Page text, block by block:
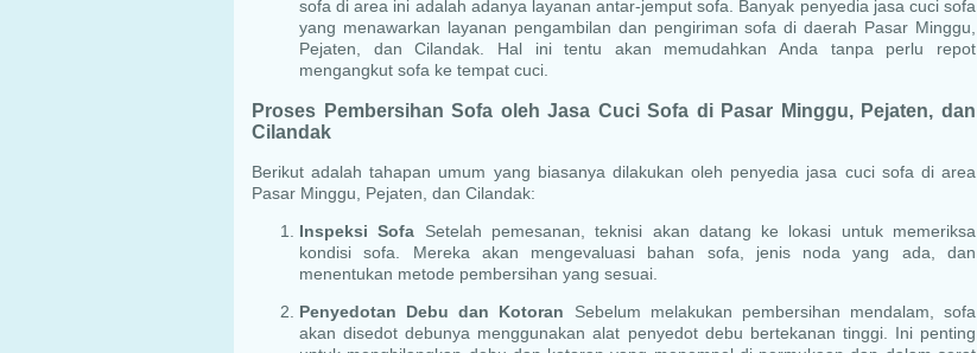
sofa di area ini adalah adanya layanan antar-jemput sofa. Banyak penyedia jasa cuci sofa
yang menawarkan layanan pengambilan dan pengiriman sofa di daerah Pasar Minggu,
Pejaten, dan Cilandak. Hal ini tentu akan memudahkan Anda tanpa perlu repot
mengangkut sofa ke tempat cuci.
Proses Pembersihan Sofa oleh Jasa Cuci Sofa di Pasar Minggu, Pejaten, dan
Cilandak
Berikut adalah tahapan umum yang biasanya dilakukan oleh penyedia jasa cuci sofa di area
Pasar Minggu, Pejaten, dan Cilandak:
Inspeksi Sofa Setelah pemesanan, teknisi akan datang ke lokasi untuk memeriksa
kondisi sofa. Mereka akan mengevaluasi bahan sofa, jenis noda yang ada, dan
menentukan metode pembersihan yang sesuai.
Penyedotan Debu dan Kotoran Sebelum melakukan pembersihan mendalam, sofa
akan disedot debunya menggunakan alat penyedot debu bertekanan tinggi. Ini penting